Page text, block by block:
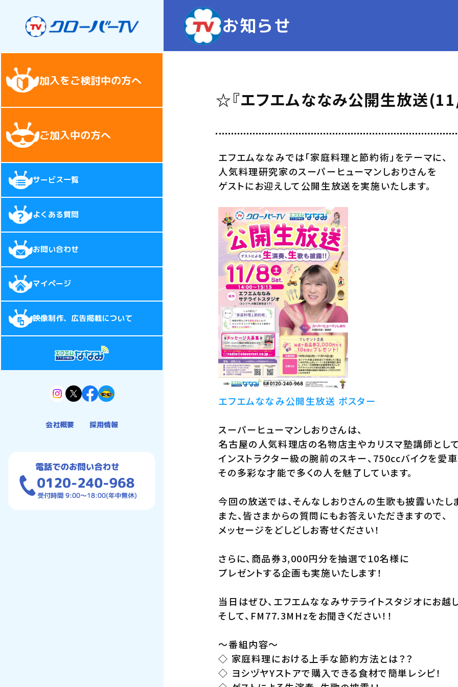
加入をご検討中の方へ
ご加入中の方へ
サービス一覧
よくある質問
お問い合わせ
マイページ
映像制作、広告掲載について
会社概要 採用情報
お知らせ
☆『エフエムななみ公開生放送
エフエムななみでは「家庭料理と節約術」をテーマに、
人気料理研究家のスーパーヒューマンしおりさんを
ゲストにお迎えして公開生放送を実施いたします。
エフエムななみ公開生放送 ポスター
スーパーヒューマンしおりさんは、
名古屋の人気料理店の名物店主やカリスマ塾講師とし
インストラクター級の腕前のスキー、750ccバイクを愛車
その多彩な才能で多くの人を魅了しています。
今回の放送では、そんなしおりさんの生歌も披露いたし
また、皆さまからの質問にもお答えいただきますので、
メッセージをどしどしお寄せください！
さらに、商品券3,000円分を抽選で10名様に
プレゼントする企画も実施いたします！
当日はぜひ、エフエムななみサテライトスタジオにお越
そして、FM77.3MHzをお聞きください！！
～番組内容～
◇ 家庭料理における上手な節約方法とは？？
◇ ヨシヅヤYストアで購入できる食材で簡単レシピ！